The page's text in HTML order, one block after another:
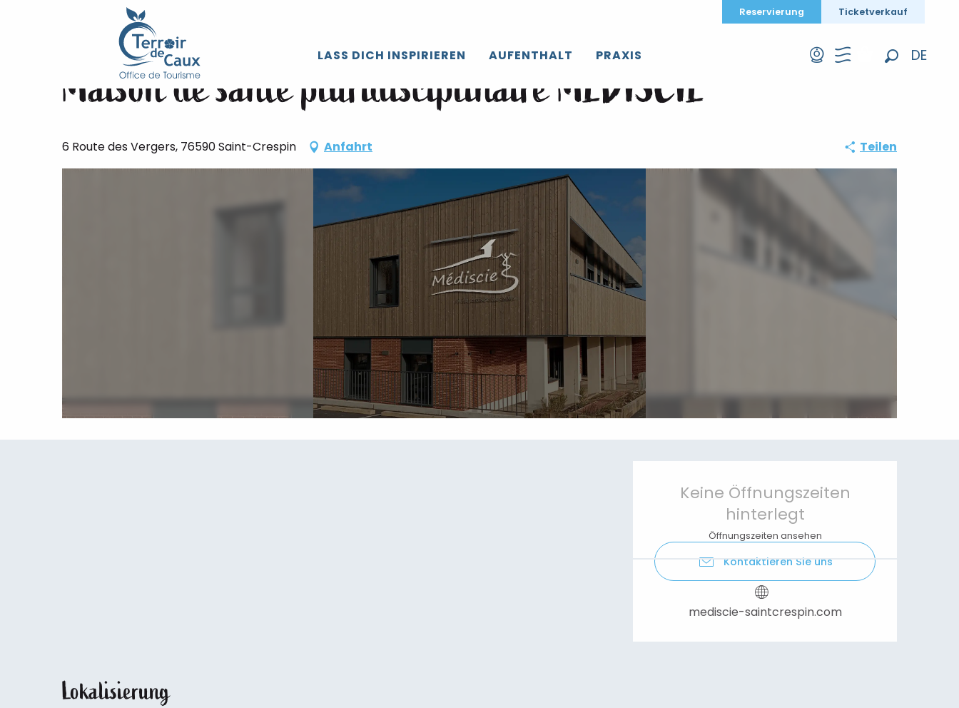
DE
Reservierung Ticketverkauf
LASS DICH INSPIRIEREN AUFENTHALT PRAXIS
Maison de santé pluridisciplinaire MEDISCIE
Maison de santé pluridisciplinaire MEDISCIE
6 Route des Vergers, 76590 Saint-Crespin Anfahrt Teilen
Öffnungszeiten & Kontaktdaten
Keine Öffnungszeiten
hinterlegt
Öffnungszeiten ansehen
Kontaktieren Sie uns
mediscie-saintcrespin.com
Lokalisierung